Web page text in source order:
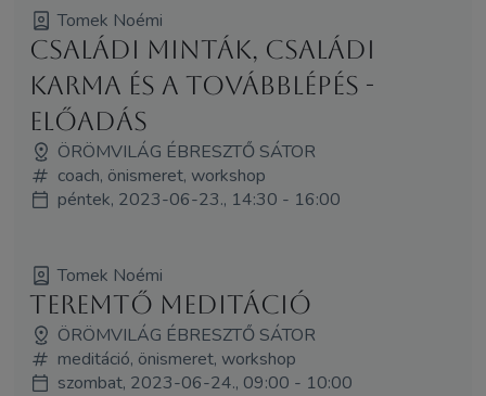
Tomek Noémi
Családi minták, családi
karma és a továbblépés -
előadás
ÖRÖMVILÁG ÉBRESZTŐ SÁTOR
coach, önismeret, workshop
péntek, 2023-06-23., 14:30 - 16:00
Tomek Noémi
Teremtő meditáció
ÖRÖMVILÁG ÉBRESZTŐ SÁTOR
meditáció, önismeret, workshop
szombat, 2023-06-24., 09:00 - 10:00